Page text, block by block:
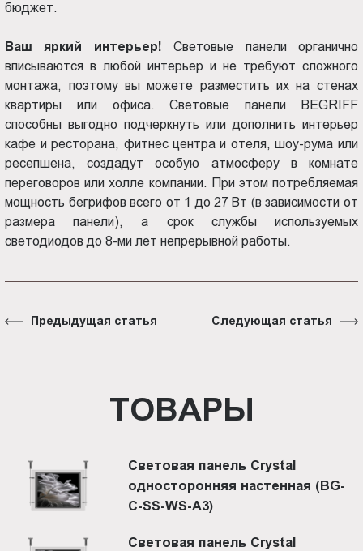
бюджет.
Ваш яркий интерьер!Световые панели органично
вписываются в любой интерьер и не требуют сложного
монтажа, поэтому вы можете разместить их на стенах
квартиры или офиса. Световые панели BEGRIFF
способны выгодно подчеркнуть или дополнить интерьер
кафе и ресторана, фитнес центра и отеля, шоу-рума или
ресепшена, создадут особую атмосферу в комнате
переговоров или холле компании. При этом потребляемая
мощность бегрифов всего от 1 до 27 Вт (в зависимости от
размера панели), а срок службы используемых
светодиодов до 8-ми лет непрерывной работы.
Предыдущая статья Следующая статья
ТОВАРЫ
Световая панель Crystal
односторонняя настенная (BG-
C-SS-WS-A3)
Световая панель Crystal